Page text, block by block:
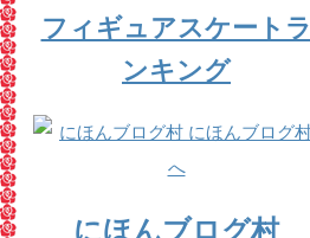
フィギュアスケートラ
ンキング
にほんブログ村